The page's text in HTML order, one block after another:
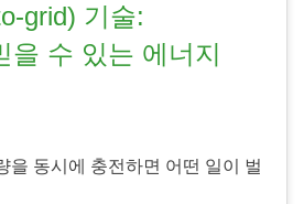
grid) 기술:
을 수 있는 에너지
을 동시에 충전하면 어떤 일이 벌